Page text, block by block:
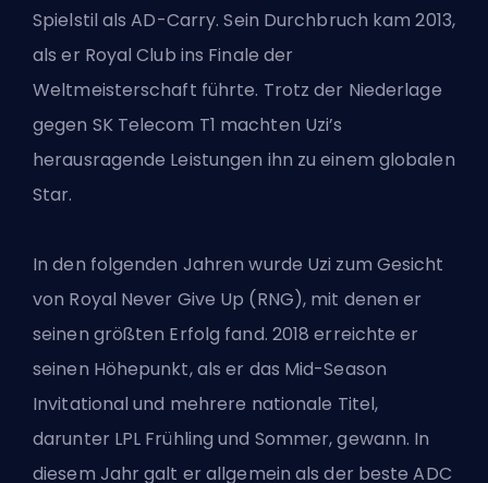
Spielstil als AD-Carry. Sein Durchbruch kam 2013,
als er Royal Club ins Finale der
Weltmeisterschaft führte. Trotz der Niederlage
gegen SK Telecom T1 machten Uzi’s
herausragende Leistungen ihn zu einem globalen
Star.
In den folgenden Jahren wurde Uzi zum Gesicht
von Royal Never Give Up (RNG), mit denen er
seinen größten Erfolg fand. 2018 erreichte er
seinen Höhepunkt, als er das Mid-Season
Invitational und mehrere nationale Titel,
darunter LPL Frühling und Sommer, gewann. In
diesem Jahr galt er allgemein als der beste ADC